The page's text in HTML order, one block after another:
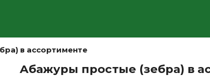
в ассортименте
Абажуры простые (зебра) в